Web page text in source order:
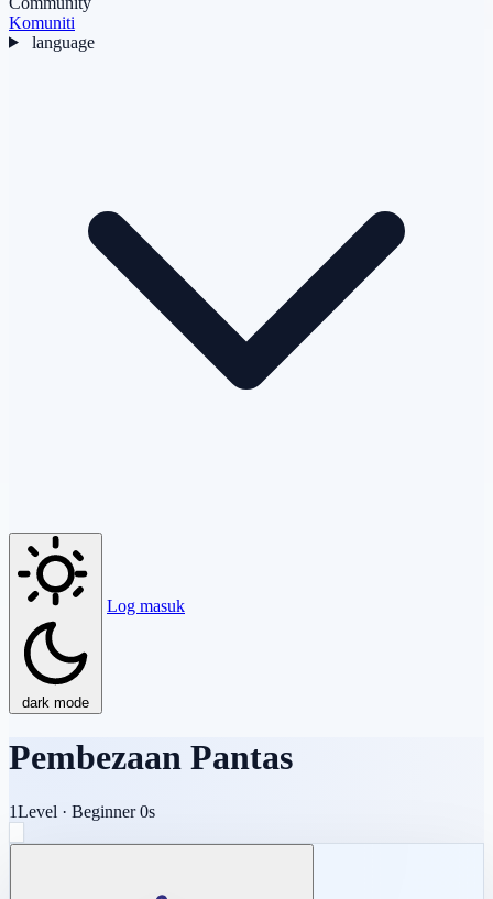
Komuniti
language
dark mode
Log masuk
Pembezaan Pantas
1Level · Beginner 0s